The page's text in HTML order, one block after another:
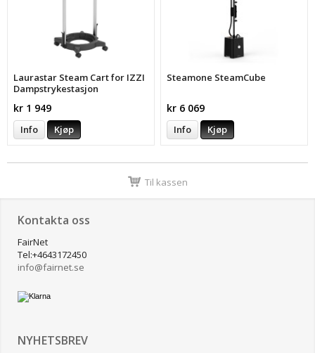
Laurastar Steam Cart for IZZI
Dampstrykestasjon
kr 1 949
Info Kjøp
Steamone SteamCube
kr 6 069
Info Kjøp
Til kassen
Kontakta oss
FairNet
Tel:+4643172450
info@fairnet.se
NYHETSBREV